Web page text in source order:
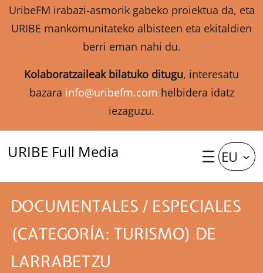
UribeFM irabazi-asmorik gabeko proiektua da, eta
URIBE mankomunitateko albisteen eta ekitaldien
berri eman nahi du.
Kolaboratzaileak bilatuko ditugu, interesatu
bazara info@uribefm.com helbidera idatz
iezaguzu.
URIBE Full Media EU
DOCUMENTALES / ESPECIALES
(CATEGORÍA: TURISMO) DE
LARRABETZU